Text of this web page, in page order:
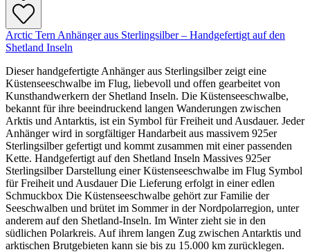
Arctic Tern Anhänger aus Sterlingsilber – Handgefertigt auf den
Shetland Inseln
Dieser handgefertigte Anhänger aus Sterlingsilber zeigt eine
Küstenseeschwalbe im Flug, liebevoll und offen gearbeitet von
Kunsthandwerkern der Shetland Inseln. Die Küstenseeschwalbe,
bekannt für ihre beeindruckend langen Wanderungen zwischen
Arktis und Antarktis, ist ein Symbol für Freiheit und Ausdauer. Jeder
Anhänger wird in sorgfältiger Handarbeit aus massivem 925er
Sterlingsilber gefertigt und kommt zusammen mit einer passenden
Kette. Handgefertigt auf den Shetland Inseln Massives 925er
Sterlingsilber Darstellung einer Küstenseeschwalbe im Flug Symbol
für Freiheit und Ausdauer Die Lieferung erfolgt in einer edlen
Schmuckbox Die Küstenseeschwalbe gehört zur Familie der
Seeschwalben und brütet im Sommer in der Nordpolarregion, unter
anderem auf den Shetland-Inseln. Im Winter zieht sie in den
südlichen Polarkreis. Auf ihrem langen Zug zwischen Antarktis und
arktischen Brutgebieten kann sie bis zu 15.000 km zurücklegen.